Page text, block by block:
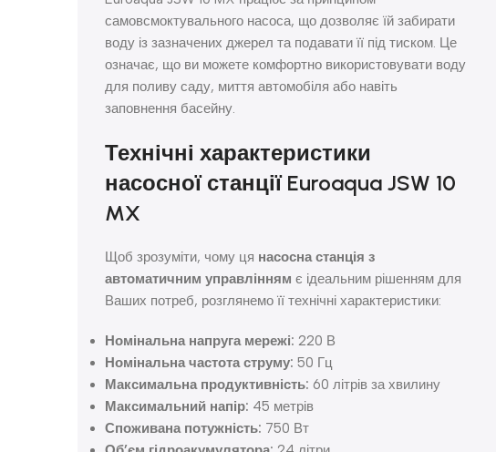
самовсмоктувального насоса, що дозволяє їй забирати
воду із зазначених джерел та подавати її під тиском. Це
означає, що ви можете комфортно використовувати воду
для поливу саду, миття автомобіля або навіть
заповнення басейну.
Технічні характеристики
насосної станції Euroaqua JSW 10
MX
Щоб зрозуміти, чому ця насосна станція з
автоматичним управлінням є ідеальним рішенням для
Ваших потреб, розглянемо її технічні характеристики:
Номінальна напруга мережі: 220 В
Номінальна частота струму: 50 Гц
Максимальна продуктивність: 60 літрів за хвилину
Максимальний напір: 45 метрів
Споживана потужність: 750 Вт